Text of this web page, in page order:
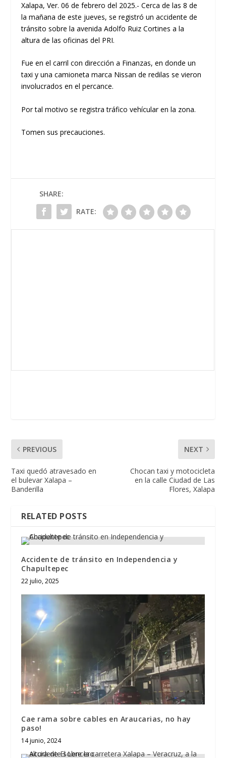
Xalapa, Ver. 06 de febrero del 2025.- Cerca de las 8 de
la mañana de este jueves, se registró un accidente de
tránsito sobre la avenida Adolfo Ruiz Cortines a la
altura de las oficinas del PRI.
Fue en el carril con dirección a Finanzas, en donde un
taxi y una camioneta marca Nissan de redilas se vieron
involucrados en el percance.
Por tal motivo se registra tráfico vehícular en la zona.
Tomen sus precauciones.
SHARE:
RATE:
PREVIOUS
Taxi quedó atravesado en
el bulevar Xalapa –
Banderilla
NEXT
Chocan taxi y motocicleta
en la calle Ciudad de Las
Flores, Xalapa
RELATED POSTS
Accidente de tránsito en Independencia y
Chapultepec
22 julio, 2025
Cae rama sobre cables en Araucarias, no hay
paso!
14 junio, 2024